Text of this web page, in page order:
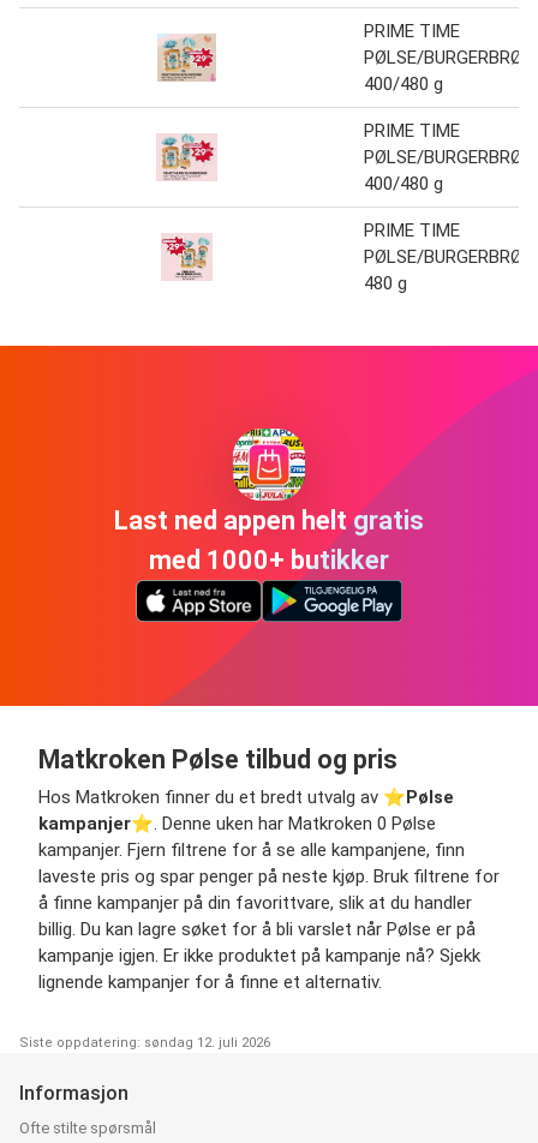
PRIME TIME
PØLSE/BURGERBRØD
400/480 g
PRIME TIME
PØLSE/BURGERBRØD
400/480 g
PRIME TIME
PØLSE/BURGERBRØD
480 g
Last ned appen helt gratis
med 1000+ butikker
Matkroken Pølse tilbud og pris
Hos Matkroken finner du et bredt utvalg av ⭐️Pølse
kampanjer⭐️. Denne uken har Matkroken 0 Pølse
kampanjer. Fjern filtrene for å se alle kampanjene, finn
laveste pris og spar penger på neste kjøp. Bruk filtrene for
å finne kampanjer på din favorittvare, slik at du handler
billig. Du kan lagre søket for å bli varslet når Pølse er på
kampanje igjen. Er ikke produktet på kampanje nå? Sjekk
lignende kampanjer for å finne et alternativ.
Siste oppdatering: søndag 12. juli 2026
Informasjon
Ofte stilte spørsmål